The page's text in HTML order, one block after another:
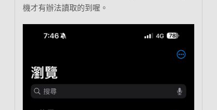
機才有辦法讀取的到喔。